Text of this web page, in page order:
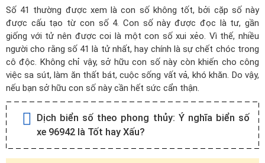
Số 41 thường được xem là con số không tốt, bởi cặp số này
được cấu tạo từ con số 4. Con số này được đọc là tư, gần
giống với tử nên được coi là một con số xui xẻo. Vì thế, nhiều
người cho rằng số 41 là tử nhất, hay chính là sự chết chóc trong
cô độc. Không chỉ vậy, sở hữu con số này còn khiến cho công
việc sa sút, làm ăn thất bát, cuộc sống vất vả, khó khăn. Do vậy,
nếu bạn sở hữu con số này cần hết sức cẩn thận.
Dịch biển số theo phong thủy: Ý nghĩa biển số
xe 96942 là Tốt hay Xấu?